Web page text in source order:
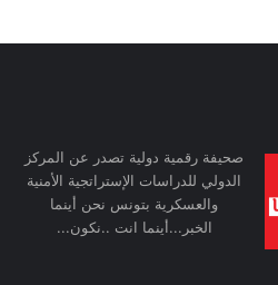
صحيفة رقمية دولية تصدر عن المركز
الدولي للدراسات الإستراتجية الأمنية
والعسكرية بتونس نحن أينما
الخبر...أينما انت ..نكون...